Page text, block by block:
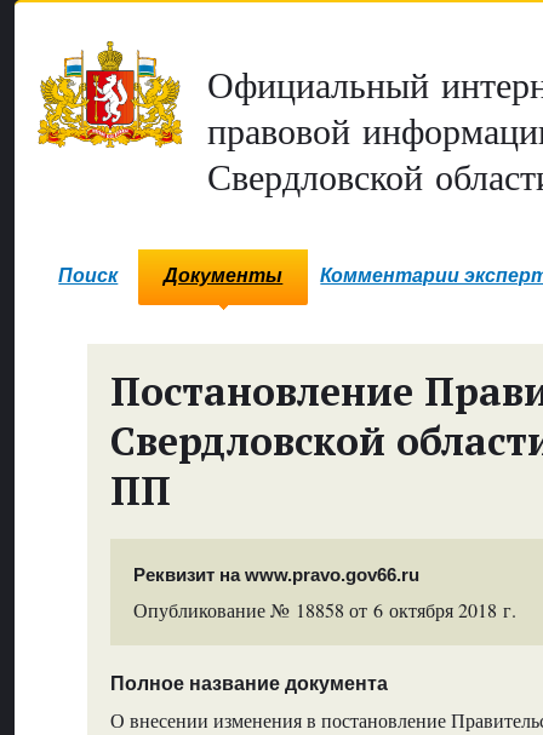
Официальный
правовой
Свердловской
Поиск Документы Комментарии
Постановление
Свердловской
ПП
Реквизит на www.pravo.gov66.ru
Опубликование № 18858 от 6 октября 2018 г.
Полное название документа
О внесении изменения в постановление